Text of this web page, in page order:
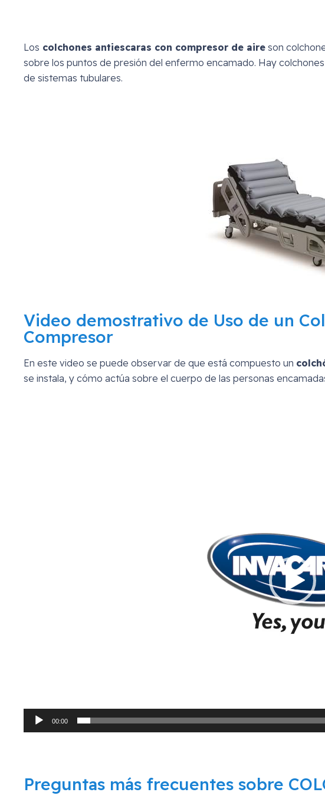
Los colchones antiescaras con compresor de aire son
sobre los puntos de presión del enfermo encamado. Hay
de sistemas tubulares.
Video demostrativo de Uso de un
Compresor
En este video se puede observar de que está compuesto un
se instala, y cómo actúa sobre el cuerpo de las personas
00:00
Preguntas más frecuentes sobre